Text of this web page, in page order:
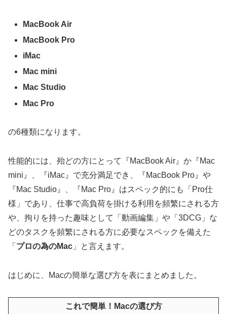
MacBook Air
MacBook Pro
iMac
Mac mini
Mac Studio
Mac Pro
の6種類になります。
性能的には、殆どの方にとって『MacBook Air』か『Mac
mini』、『iMac』で充分満足でき、『MacBook Pro』や
『Mac Studio』、『Mac Pro』はスペック的にも「Pro仕
様」であり、仕事で高負荷を掛ける利用を頻繁にされる方
や、拘りを持った趣味として「動画編集」や「3DCG」な
どのタスクを頻繁にされる方に必要なスペックを備えた
「 プロの為のMac 」と言えます。
はじめに、Macの簡単な選び方を表にまとめました。
これで簡単！Macの選び方